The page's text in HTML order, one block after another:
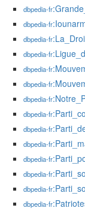
dbpedia-fr
dbpedia-fr
dbpedia-fr
dbpedia-fr
dbpedia-fr
dbpedia-fr
dbpedia-fr
dbpedia-fr
dbpedia-fr
dbpedia-fr
dbpedia-fr
dbpedia-fr
dbpedia-fr
dbpedia-fr